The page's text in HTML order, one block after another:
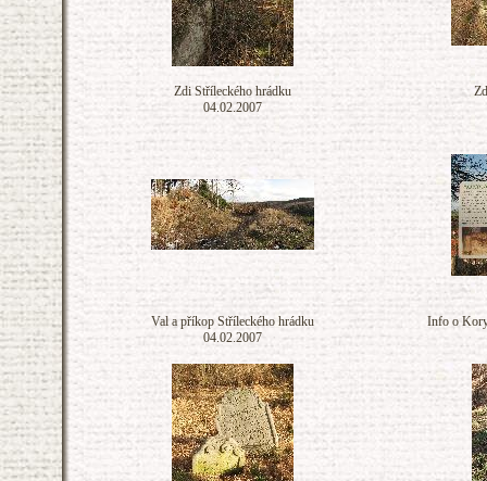
Zdi Stříleckého hrádku
04.02.2007
Val a příkop Stříleckého hrádku
04.02.2007
Info o